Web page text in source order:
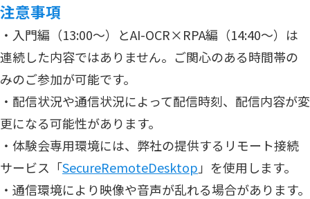
注意事項
・入門編（13:00～）とAI-OCR×RPA編（14:40～）は
連続した内容ではありません。ご関心のある時間帯の
みのご参加が可能です。
・配信状況や通信状況によって配信時刻、配信内容が変
更になる可能性があります。
・体験会専用環境には、弊社の提供するリモート接続
サービス「SecureRemoteDesktop 」を使用します。
・通信環境により映像や音声が乱れる場合があります。